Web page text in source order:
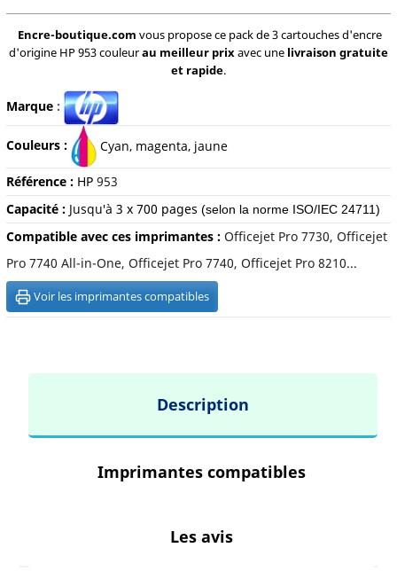
Encre-boutique.com vous propose ce pack de 3 cartouches d'encre
d'origine HP 953 couleurau meilleur prixavec une livraison gratuite
et rapide.
Marque:
Couleurs : Cyan, magenta, jaune
Référence : HP 953
Capacité : Jusqu'à 3 x 700 pages (selon la norme ISO/IEC 24711)
Compatible avec ces imprimantes : Officejet Pro 7730, Officejet
Pro 7740 All-in-One, Officejet Pro 7740, Officejet Pro 8210...
Voir les imprimantes compatibles
Description
Imprimantes compatibles
Les avis